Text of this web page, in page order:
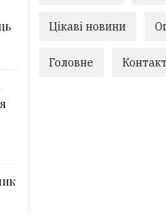
Цікаві новини
Головне